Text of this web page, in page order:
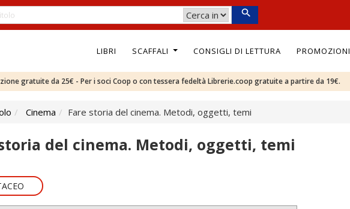
LIBRI SCAFFALI CONSIGLI DI LETTURA PROMOZIONI
gratuite da 25€ - Per i soci Coop o con tessera fedeltà Librerie.coop gratuite a partire da 19€.
Cinema Fare storia del cinema. Metodi, oggetti, temi
del cinema. Metodi, oggetti, temi